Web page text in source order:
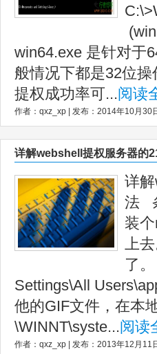
win64.exe 是针对于
般情况下都是32位
提权成功率可...阅读
作者：qxz_xp | 发布：2014年10月30
详解webshell提权服务器的
详
法
装
上
了
Settings\All
他的GIF文件，在本
\WINNT\syste...阅读
作者：qxz_xp | 发布：2013年12月11